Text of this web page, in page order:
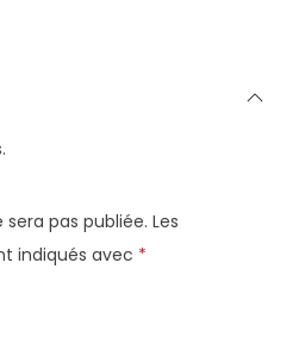
pas publiée. Les
indiqués avec *